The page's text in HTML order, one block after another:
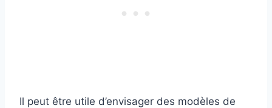
Il peut être utile d’envisager des modèles de